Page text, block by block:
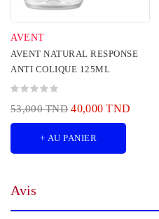
AVENT
AVENT NATURAL RESPONSE
ANTI COLIQUE 125ML
53,000 TND 40,000 TND
+ AU PANIER
Avis